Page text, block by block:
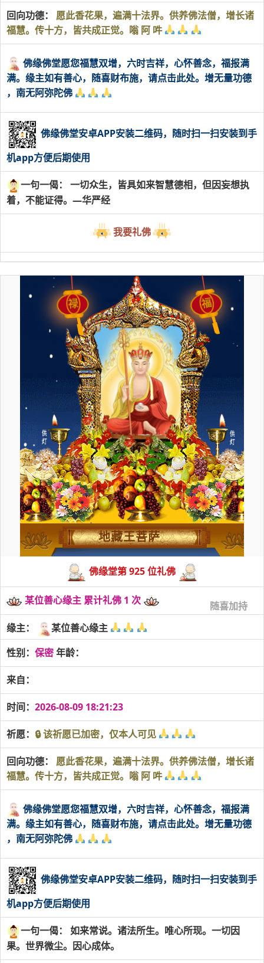
回向功德： 愿此香花果，遍满十法界。供养佛法僧，增长诸
福慧。传十方，皆共成正觉。嗡 阿 吽
佛缘佛堂愿您福慧双增，六时吉祥，心怀善念，福报满
满。缘主如有善心，随喜财布施，请点击此处。增无量功德
，南无阿弥陀佛
佛缘佛堂安卓APP安装二维码，随时扫一扫安装到手
机app方便后期使用
一句一偈： 一切众生，皆具如来智慧德相，但因妄想执
着，不能证得。—华严经
我要礼佛
福
禄
地藏王菩萨
佛缘堂第 925 位礼佛
某位善心缘主 累计礼佛 1 次 随喜加持
缘主：
某位善心缘主
性别： 保密年龄：
来自：
时间： 2026-08-09 18:21:23
祈愿： 🔒 该祈愿已加密，仅本人可见
回向功德： 愿此香花果，遍满十法界。供养佛法僧，增长诸
福慧。传十方，皆共成正觉。嗡 阿 吽
佛缘佛堂愿您福慧双增，六时吉祥，心怀善念，福报满
满。缘主如有善心，随喜财布施，请点击此处。增无量功德
，南无阿弥陀佛
佛缘佛堂安卓APP安装二维码，随时扫一扫安装到手
机app方便后期使用
一句一偈： 如来常说。诸法所生。唯心所现。一切因
果。世界微尘。因心成体。